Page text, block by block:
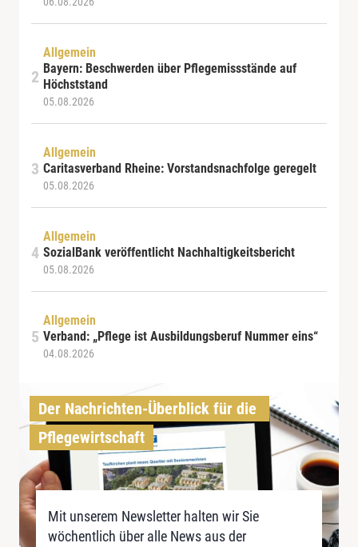
Allgemein
Bayern: Beschwerden über Pflegemissstände auf
Höchststand
05.08.2026
Allgemein
Caritasverband Rheine: Vorstandsnachfolge geregelt
05.08.2026
Allgemein
SozialBank veröffentlicht Nachhaltigkeitsbericht
05.08.2026
Allgemein
Verband: „Pflege ist Ausbildungsberuf Nummer eins“
04.08.2026
Der Nachrichten-Überblick für die
Pflegewirtschaft
Mit unserem Newsletter halten wir Sie
wöchentlich über alle News aus der